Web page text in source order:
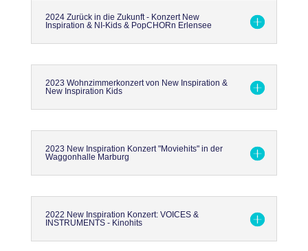
2024 Zurück in die Zukunft - Konzert New
Inspiration & NI-Kids & PopCHORn Erlensee
2023 Wohnzimmerkonzert von New Inspiration &
New Inspiration Kids
2023 New Inspiration Konzert "Moviehits" in der
Waggonhalle Marburg
2022 New Inspiration Konzert: VOICES &
INSTRUMENTS - Kinohits